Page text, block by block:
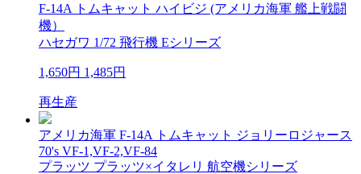
F-14A トムキャット ハイビジ (アメリカ海軍 艦上戦闘
機）
ハセガワ 1/72 飛行機 Eシリーズ
1,650円 1,485円
再生産
アメリカ海軍 F-14A トムキャット ジョリーロジャース
70's VF-1,VF-2,VF-84
プラッツ プラッツ×イタレリ 航空機シリーズ